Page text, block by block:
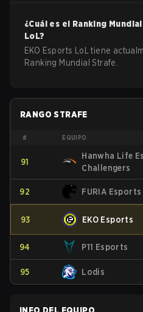
¿Cuál es el Ranking
LoL?
EKO Esports LoL tiene
Ranking Mundial Strafe.
RANGO STRAFE
# EQUIPO
91
Hanwha Life
Challengers
92 FURIA Esports
93 EKO Esports
94 P11 Esports
95 Lodis